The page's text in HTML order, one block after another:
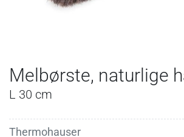
Melbørste, naturlige
L 30 cm
Thermohauser